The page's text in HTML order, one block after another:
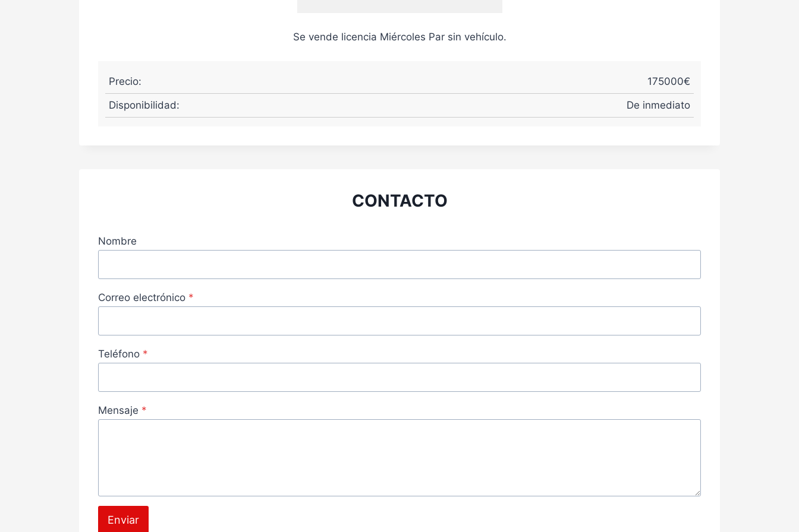
Se vende licencia Miércoles Par sin vehículo.
Precio:
175000€
Disponibilidad:
De inmediato
CONTACTO
Nombre
Correo electrónico *
Teléfono *
Mensaje *
Enviar